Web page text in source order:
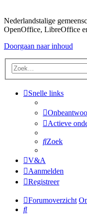
Nederlandstalige
OpenOffice, LibreOffice
Doorgaan naar inhoud
Snelle links
Actieve
Zoek
V&A
Aanmelden
Registreer
Forumoverzicht
Zoek